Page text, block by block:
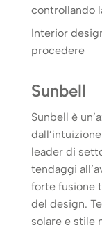
controllando
Interior
procedere
Sunbell
Sunbell è
leader di
tendaggi
forte fusione
del design.
solare e stile